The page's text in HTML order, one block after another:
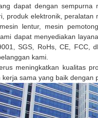
dapat dengan sempurna
produk elektronik,
lentur, mesin
dapat menyediakan
SGS, RoHs, CE, FCC,
kami.
meningkatkan kualitas
kerja sama yang baik